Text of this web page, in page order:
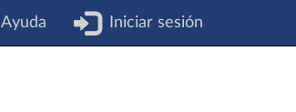
Ayuda Iniciar sesión